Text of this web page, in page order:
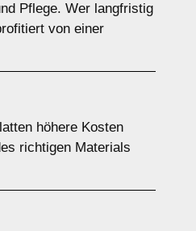
Pflege. Wer langfristig
von einer
höhere Kosten
richtigen Materials